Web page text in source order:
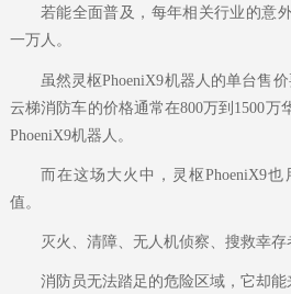
若能全面普及，每年相关行业的意
一万人。
虽然灵枢PhoeniX9机器人的单台售
云梯消防车的价格通常在800万到1500万
PhoeniX9机器人。
而在这场大火中，灵枢PhoeniX9
值。
灭火、清障、无人机侦察、搜救幸存
消防员无法踏足的危险区域，它却能